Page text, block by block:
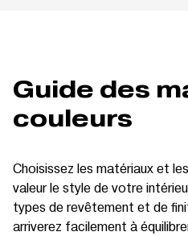
Guide des
couleurs
Choisissez les matériaux et
valeur le style de votre
types de revêtement et de
arriverez facilement à